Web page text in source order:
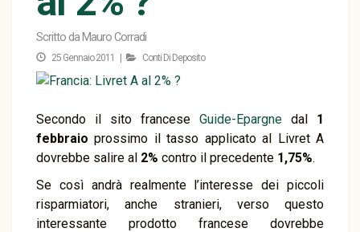
Scritto da Mauro Corradi
25 Gennaio 2011 | Conti Di Deposito
Secondo il sito francese Guide-Epargne dal 1
febbraio prossimo il tasso applicato al Livret A
dovrebbe salire al 2% contro il precedente 1,75%.
Se così andrà realmente l’interesse dei piccoli
risparmiatori, anche stranieri, verso questo
interessante prodotto francese dovrebbe